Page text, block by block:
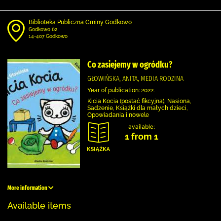
Biblioteka Publiczna Gminy Godkowo
Godkowo 62
14-407 Godkowo
Co zasiejemy w ogródku?
GŁOWIŃSKA, ANITA, MEDIA RODZINA
Year of publication: 2022.
Kicia Kocia (postać fikcyjna), Nasiona,
Sadzenie, Książki dla małych dzieci,
Opowiadania i nowele
available:
1 from 1
More information
Available items